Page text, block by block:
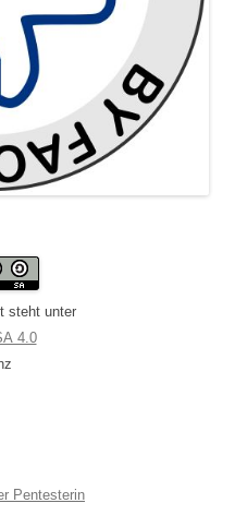
steht unter
4.0
Pentesterin